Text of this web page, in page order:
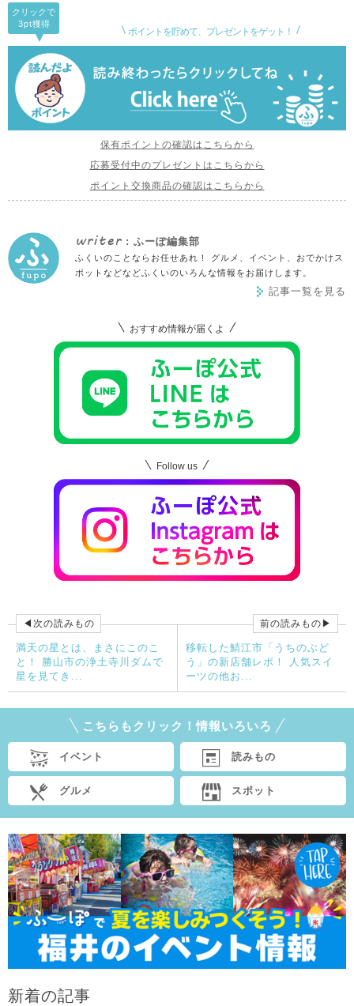
ポイントを貯めて、プレゼントをゲット！
クリックで
3pt獲得
保有ポイントの確認はこちらから
応募受付中のプレゼントはこちらから
ポイント交換商品の確認はこちらから
writer : ふーぽ編集部
ふくいのことならお任せあれ！ グルメ、イベント、おでかけス
ポットなどなどふくいのいろんな情報をお届けします。
記事一覧を見る
おすすめ情報が届くよ
Follow us
◀次の読みもの
満天の星とは、まさにこのこ
と！ 勝山市の浄土寺川ダムで
星を見てき...
前の読みもの▶
移転した鯖江市「うちのぶど
う」の新店舗レポ！ 人気スイ
ーツの他お...
こちらもクリック！情報いろいろ
イベント 読みもの
グルメ スポット
新着の記事